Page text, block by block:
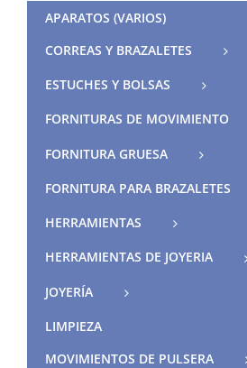
APARATOS (VARIOS)
CORREAS Y BRAZALETES
ESTUCHES Y BOLSAS
FORNITURAS DE MOVIMIENTO
FORNITURA GRUESA
FORNITURA PARA BRAZALETES
HERRAMIENTAS
HERRAMIENTAS DE JOYERIA
JOYERÍA
LIMPIEZA
MOVIMIENTOS DE PULSERA